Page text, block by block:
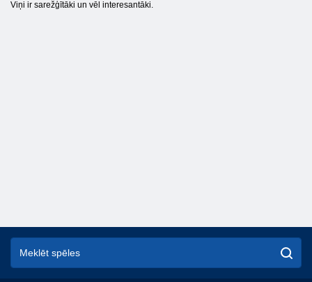
Viņi ir sarežģītāki un vēl interesantāki.